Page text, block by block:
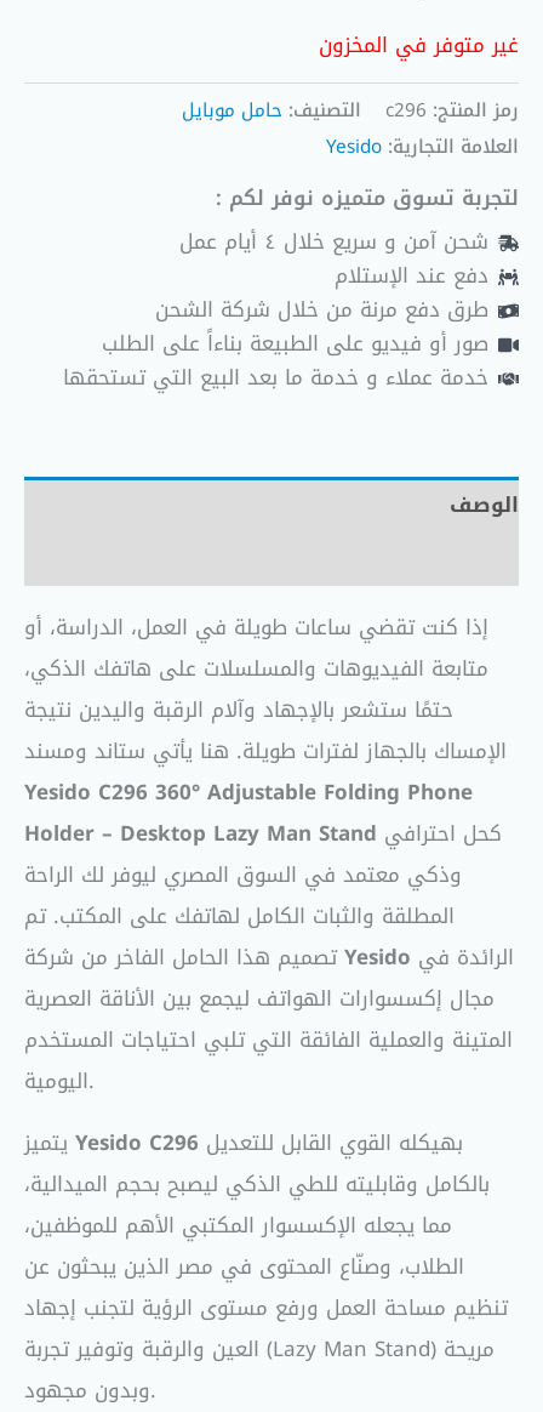
غير متوفر في المخزون
رمز المنتج: c296 التصنيف: حامل موبايل
العلامة التجارية: Yesido
لتجربة تسوق متميزه نوفر لكم :
شحن آمن و سريع خلال ٤ أيام عمل
دفع عند الإستلام
طرق دفع مرنة من خلال شركة الشحن
صور أو فيديو على الطبيعة بناءاً على الطلب
خدمة عملاء و خدمة ما بعد البيع التي تستحقها
الوصف
إذا كنت تقضي ساعات طويلة في العمل، الدراسة، أو
متابعة الفيديوهات والمسلسلات على هاتفك الذكي،
حتمًا ستشعر بالإجهاد وآلام الرقبة واليدين نتيجة
الإمساك بالجهاز لفترات طويلة. هنا يأتي ستاند ومسند
Yesido C296 360° Adjustable Folding Phone
Holder – Desktop Lazy Man Stand كحل احترافي
وذكي معتمد في السوق المصري ليوفر لك الراحة
المطلقة والثبات الكامل لهاتفك على المكتب. تم
تصميم هذا الحامل الفاخر من شركةYesido الرائدة في
مجال إكسسوارات الهواتف ليجمع بين الأناقة العصرية
المتينة والعملية الفائقة التي تلبي احتياجات المستخدم
اليومية.
يتميزYesido C296 بهيكله القوي القابل للتعديل
بالكامل وقابليته للطي الذكي ليصبح بحجم الميدالية،
مما يجعله الإكسسوار المكتبي الأهم للموظفين،
الطلاب، وصنّاع المحتوى في مصر الذين يبحثون عن
تنظيم مساحة العمل ورفع مستوى الرؤية لتجنب إجهاد
العين والرقبة وتوفير تجربة (Lazy Man Stand) مريحة
وبدون مجهود.